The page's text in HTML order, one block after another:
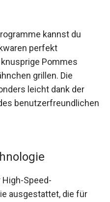
kannst du
perfekt
Pommes
grillen. Die
leicht dank der
benutzerfreundlichen
Speed-
ausgestattet, die für